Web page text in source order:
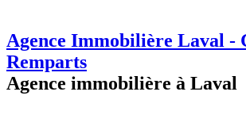
Agence Immobilière Laval -
Remparts
Agence immobilière à Laval